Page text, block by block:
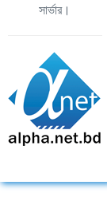
সার্ভার।